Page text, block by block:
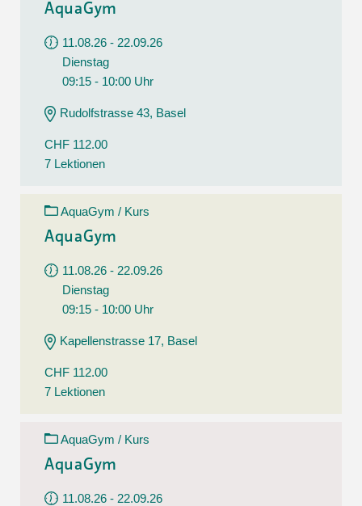
AquaGym
11.08.26 - 22.09.26
Dienstag
09:15 - 10:00 Uhr
Rudolfstrasse 43, Basel
CHF 112.00
7 Lektionen
AquaGym / Kurs
AquaGym
11.08.26 - 22.09.26
Dienstag
09:15 - 10:00 Uhr
Kapellenstrasse 17, Basel
CHF 112.00
7 Lektionen
AquaGym / Kurs
AquaGym
11.08.26 - 22.09.26